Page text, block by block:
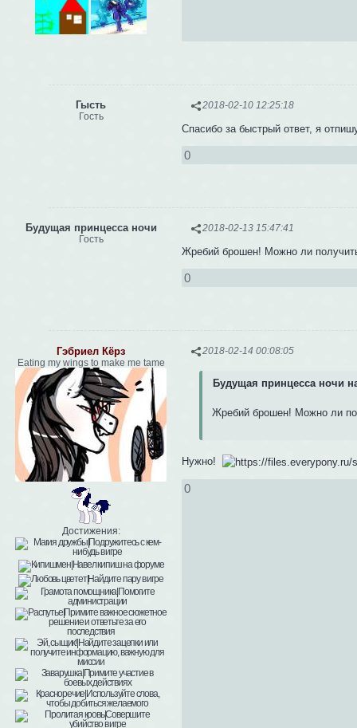
2018-02-10 12:25:18
Гысть
Гость
Спасибо за быстрый ответ, я
0
2018-02-13 15:47:41
Будущая принцесса ночи
Гость
Жребий брошен! Можно ли
0
2018-02-14 00:08:05
Гэбриел Кёрз
Eating my wings to make me tame
Достижения:
Будущая принцесса ночи
Жребий брошен! Можно ли
Нужно!
0